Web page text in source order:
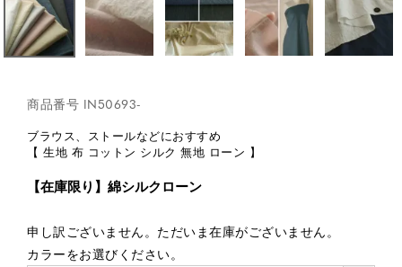
商品番号 IN50693-
ブラウス、ストールなどにおすすめ
【 生地 布 コットン シルク 無地 ローン 】
【在庫限り】綿シルクローン
申し訳ございません。ただいま在庫がございません。
カラーをお選びください。